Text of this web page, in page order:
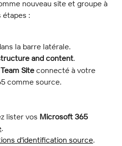
nouveau site et groupe à
étapes :
la barre latérale.
and content.
Team Site connecté à votre
comme source.
lister vos Microsoft 365
.
d'identification source.